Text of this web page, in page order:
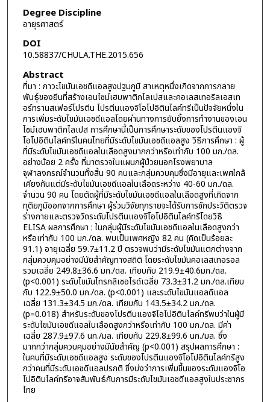
Degree Discipline
อายุรศาสตร์
DOI
10.58837/CHULA.THE.2015.656
Abstract
ที่มา : ภาวะไขมันเอชดีแอลสูงปฐมภูมิ สาเหตุหนึ่งเกิดจากการกลาย
พันธุ์ของยีนที่สร้างเอนไซม์เฮบพาติกไลเปสและคอเลสเทอริลเอสเท
อร์ทรานสเฟอร์โปรตีน โปรตีนแองจิโอโปอิตินไลค์ทรีเป็นปัจจัยหนึ่งใน
การเพิ่มระดับไขมันเอชดีแอลโดยผ่านทางการยับยั้งการทำงานของเอน
ไซม์เฮบพาติกไลเปส การศึกษานี้เป็นการศึกษาระดับของโปรตีนแองจิ
โอโปอิตินไลค์ทรีในคนไทยที่มีระดับไขมันเอชดีแอลสูง วิธีการศึกษา : ผู้
ที่มีระดับไขมันเอชดีแอลในเลือดสูงมากกว่าหรือเท่ากับ 100 มก./ดล.
อย่างน้อย 2 ครั้ง ที่มาตรวจในแผนกผู้ป่วยนอกโรงพยาบาล
จุฬาลงกรณ์จำนวนทั้งสิ้น 90 คนและกลุ่มควบคุมซึ่งมีอายุและเพศใกล้
เคียงกันแต่มีระดับไขมันเอชดีแอลในเลือดระหว่าง 40-60 มก./ดล.
จำนวน 90 คน โดยตัดผู้ที่มีระดับไขมันเอชดีแอลในเลือดสูงที่เกิดจาก
ทุติยภูมิออกจากการศึกษา ผู้ร่วมวิจัยทุกรายจะได้รับการซักประวัติตรวจ
ร่างกายและตรวจวัดระดับโปรตีนแองจิโอโปอิตินไลค์ทรีโดยวิธี
ELISA ผลการศึกษา : ในกลุ่มผู้มีระดับไขมันเอชดีแอลในเลือดสูงกว่า
หรือเท่ากับ 100 มก./ดล. พบเป็นเพศหญิง 82 คน (คิดเป็นร้อยละ
91.1) อายุเฉลี่ย 59.7±11.2 ปี ตรวจพบว่ามีระดับไขมันแตกต่างจาก
กลุ่มควบคุมอย่างมีนัยสำคัญทางสถิติ โดยระดับไขมันคอเลสเทอรอล
รวมเฉลี่ย 249.8±36.6 มก./ดล. เทียบกับ 219.9±40.6มก./ดล.
(p<0.001) ระดับไขมันไทรกลีเซอไรด์เฉลี่ย 73.3±31.2 มก./ดล.เทียบ
กับ 122.9±50.0 มก./ดล. (p<0.001) และระดับไขมันแอลดีแอล
เฉลี่ย 131.3±34.5 มก./ดล. เทียบกับ 143.5±34.2 มก./ดล.
(p=0.018) สำหรับระดับของโปรตีนแองจิโอโปอิตินไลค์ทรีพบว่าในผู้มี
ระดับไขมันเอชดีแอลในเลือดสูงกว่าหรือเท่ากับ 100 มก./ดล. มีค่า
เฉลี่ย 287.9±97.6 นก./มล. เทียบกับ 229.8±99.6 นก./มล. ซึ่ง
มากกว่ากลุ่มควบคุมอย่างมีนัยสำคัญ (p<0.001) สรุปผลการศึกษา :
ในคนที่มีระดับเอชดีแอลสูง ระดับของโปรตีนแองจิโอโปอิตินไลค์ทรีสูง
กว่าคนที่มีระดับเอชดีแอลปรกติ ซึ่งบ่งว่าการเพิ่มขึ้นของระดับแองจิโอ
โปอิตินไลค์ทรีอาจสัมพันธ์กับการมีระดับไขมันเอชดีแอลสูงในประชากร
ไทย